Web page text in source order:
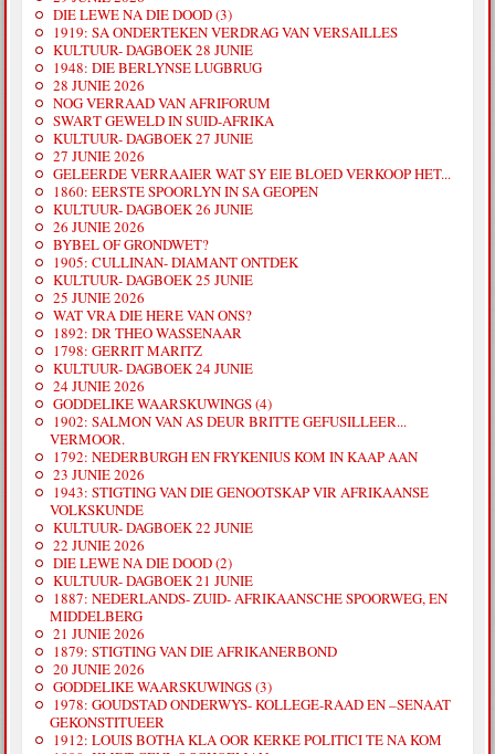
DIE LEWE NA DIE DOOD (3)
1919: SA ONDERTEKEN VERDRAG VAN VERSAILLES
KULTUUR- DAGBOEK 28 JUNIE
1948: DIE BERLYNSE LUGBRUG
28 JUNIE 2026
NOG VERRAAD VAN AFRIFORUM
SWART GEWELD IN SUID-AFRIKA
KULTUUR- DAGBOEK 27 JUNIE
27 JUNIE 2026
GELEERDE VERRAAIER WAT SY EIE BLOED VERKOOP HET...
1860: EERSTE SPOORLYN IN SA GEOPEN
KULTUUR- DAGBOEK 26 JUNIE
26 JUNIE 2026
BYBEL OF GRONDWET?
1905: CULLINAN- DIAMANT ONTDEK
KULTUUR- DAGBOEK 25 JUNIE
25 JUNIE 2026
WAT VRA DIE HERE VAN ONS?
1892: DR THEO WASSENAAR
1798: GERRIT MARITZ
KULTUUR- DAGBOEK 24 JUNIE
24 JUNIE 2026
GODDELIKE WAARSKUWINGS (4)
1902: SALMON VAN AS DEUR BRITTE GEFUSILLEER...
VERMOOR.
1792: NEDERBURGH EN FRYKENIUS KOM IN KAAP AAN
23 JUNIE 2026
1943: STIGTING VAN DIE GENOOTSKAP VIR AFRIKAANSE
VOLKSKUNDE
KULTUUR- DAGBOEK 22 JUNIE
22 JUNIE 2026
DIE LEWE NA DIE DOOD (2)
KULTUUR- DAGBOEK 21 JUNIE
1887: NEDERLANDS- ZUID- AFRIKAANSCHE SPOORWEG, EN
MIDDELBERG
21 JUNIE 2026
1879: STIGTING VAN DIE AFRIKANERBOND
20 JUNIE 2026
GODDELIKE WAARSKUWINGS (3)
1978: GOUDSTAD ONDERWYS- KOLLEGE-RAAD EN –SENAAT
GEKONSTITUEER
1912: LOUIS BOTHA KLA OOR KERKE POLITICI TE NA KOM